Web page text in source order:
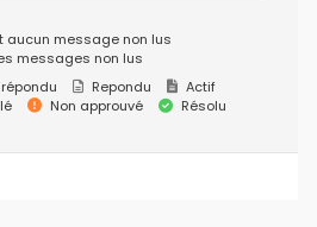
aucun message non lus
messages non lus
Repondu
Actif
Non approuvé
Résolu